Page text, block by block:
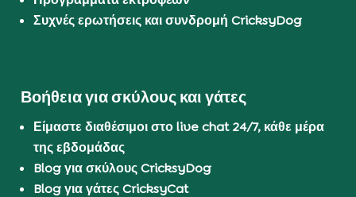
Συχνές ερωτήσεις και συνδρομή CricksyDog
Βοήθεια για σκύλους και γάτες
Είμαστε διαθέσιμοι στο live chat 24/7, κάθε μέρα
της εβδομάδας
Blog για σκύλους CricksyDog
Blog για γάτες CricksyCat